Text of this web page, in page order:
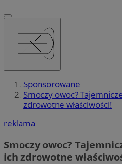
Sponsorowane
Smoczy owoc?
zdrowotne właściwości!
reklama
Smoczy owoc?
ich zdrowotne